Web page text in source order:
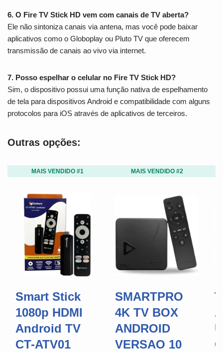
6. O Fire TV Stick HD vem com canais de TV aberta?
Ele não sintoniza canais via antena, mas você pode baixar
aplicativos como o Globoplay ou Pluto TV que oferecem
transmissão de canais ao vivo via internet.
7. Posso espelhar o celular no Fire TV Stick HD?
Sim, o dispositivo possui uma função nativa de espelhamento
de tela para dispositivos Android e compatibilidade com alguns
protocolos para iOS através de aplicativos de terceiros.
Outras opções:
MAIS VENDIDO #1
Smart Stick
1080p HDMI
Android TV
CT-ATV01
MAIS VENDIDO #2
SMARTPRO
4K TV BOX
ANDROID
VERSAO 10